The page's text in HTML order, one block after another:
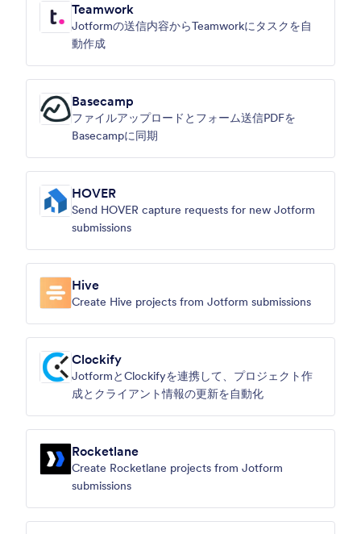
Teamwork
Jotformの送信内容からTeamworkにタスクを自
動作成
Basecamp
ファイルアップロードとフォーム送信PDFを
Basecampに同期
HOVER
Send HOVER capture requests for new Jotform
submissions
Hive
Create Hive projects from Jotform submissions
Clockify
JotformとClockifyを連携して、プロジェクト作
成とクライアント情報の更新を自動化
Rocketlane
Create Rocketlane projects from Jotform
submissions